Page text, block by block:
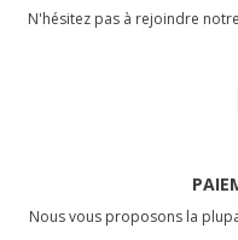
N'hésitez pas à rejoindre
Nous vous proposons la